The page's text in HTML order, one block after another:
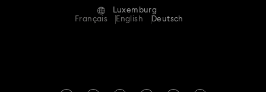
Luxemburg
Français
English Deutsch